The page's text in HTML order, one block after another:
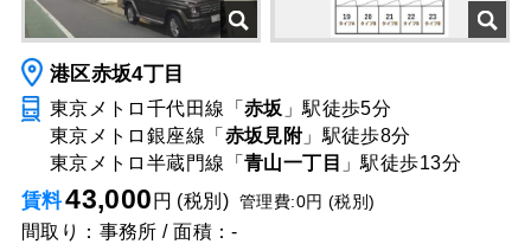
港区赤坂4丁目
東京メトロ千代田線「 赤坂 」駅徒歩5分
東京メトロ銀座線「 赤坂見附 」駅徒歩8分
東京メトロ半蔵門線「 青山一丁目 」駅徒歩13分
賃料43,000 円 (税別) 管理費:0円 (税別)
間取り：事務所 / 面積：-